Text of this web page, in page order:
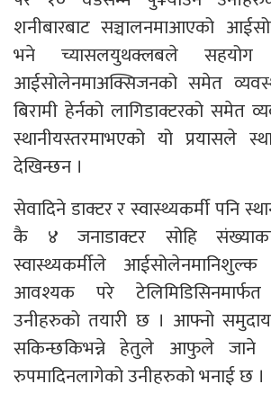
शनीबारबाट सञ्चालनमाआएको
भने च्यासलयुथक्लबले
आईसोलेनमाअक्सिजनको समेत
बिरामी हेर्नको लागिडाक्टरको समेत
स्थानीयस्तरमाभएको यो प्रयासले
देखिन्छन ।
सेवादिने डाक्टर र स्वास्थ्यकर्मी पनि
कै ४ जनाडाक्टर सोहि
स्वास्थ्यकर्मीले
आवश्यक परे
उनीहरुको तयारी छ । आफ्नो
सकिन्छकिभन्ने हेतुले आफुले जाने
रुपमादिनलागेको उनीहरुको भनाई छ ।